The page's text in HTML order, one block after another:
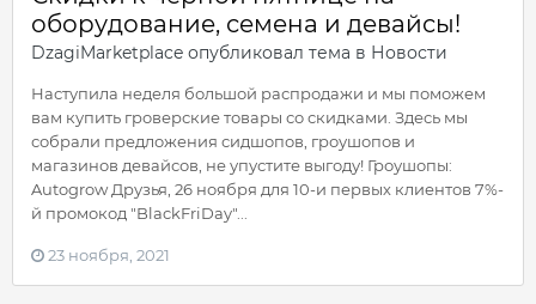
оборудование, семена и девайсы!
DzagiMarketplace опубликовал тема в Новости
Наступила неделя большой распродажи и мы поможем
вам купить гроверские товары со скидками. Здесь мы
собрали предложения сидшопов, гроушопов и
магазинов девайсов, не упустите выгоду! Гроушопы:
Autogrow Друзья, 26 ноября для 10-и первых клиентов 7%-
й промокод "BlackFriDay"...
23 ноября, 2021